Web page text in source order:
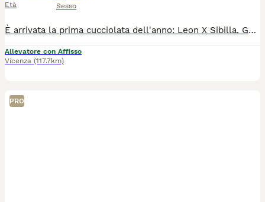
Età Sesso
È arrivata la prima cucciolata dell'anno: Leon X Sibilla. Genitori controllati per displasia (A-0) e malattie genetiche tramite panel Mydogdna, documentazione sanitaria consultabile sul sito di ENCI. I cuccioli crescono in ambiente famigliare, seguiti con biosensor e arricchimento ambientale, vi aiutiamo a conoscere il loro futuro carattere tramite test attitudinale che affettuoso dalla nostra prima cucciolata. Lasceranno casa con microchip, copia delle cartelle sanitarie dei genitori, pedigree ENCI, primo vaccino, due dosi di vermifugo, contratto di cessione e APP per aiutare i futuri proprietari nella crescita del cane. Chiedo massima serietà, colloquio iniziale anche a distanza e possibilità di visitare l'allevamento. Non spedisco cuccioli come pacchi postali.
Allevatore con Affisso
Vicenza (117.7km)
PRO